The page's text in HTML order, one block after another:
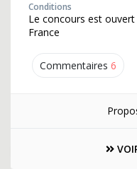
Commentaires 6
Conditions
Le concours est
France